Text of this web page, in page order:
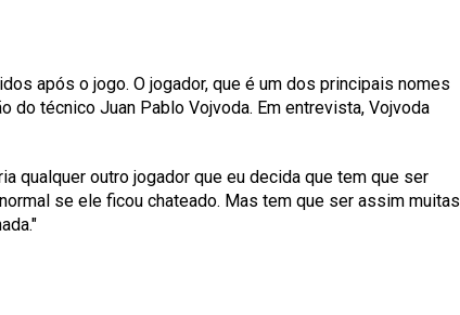
após o jogo. O jogador, que é um dos principais nomes
do técnico Juan Pablo Vojvoda. Em entrevista, Vojvoda
qualquer outro jogador que eu decida que tem que ser
se ele ficou chateado. Mas tem que ser assim muitas